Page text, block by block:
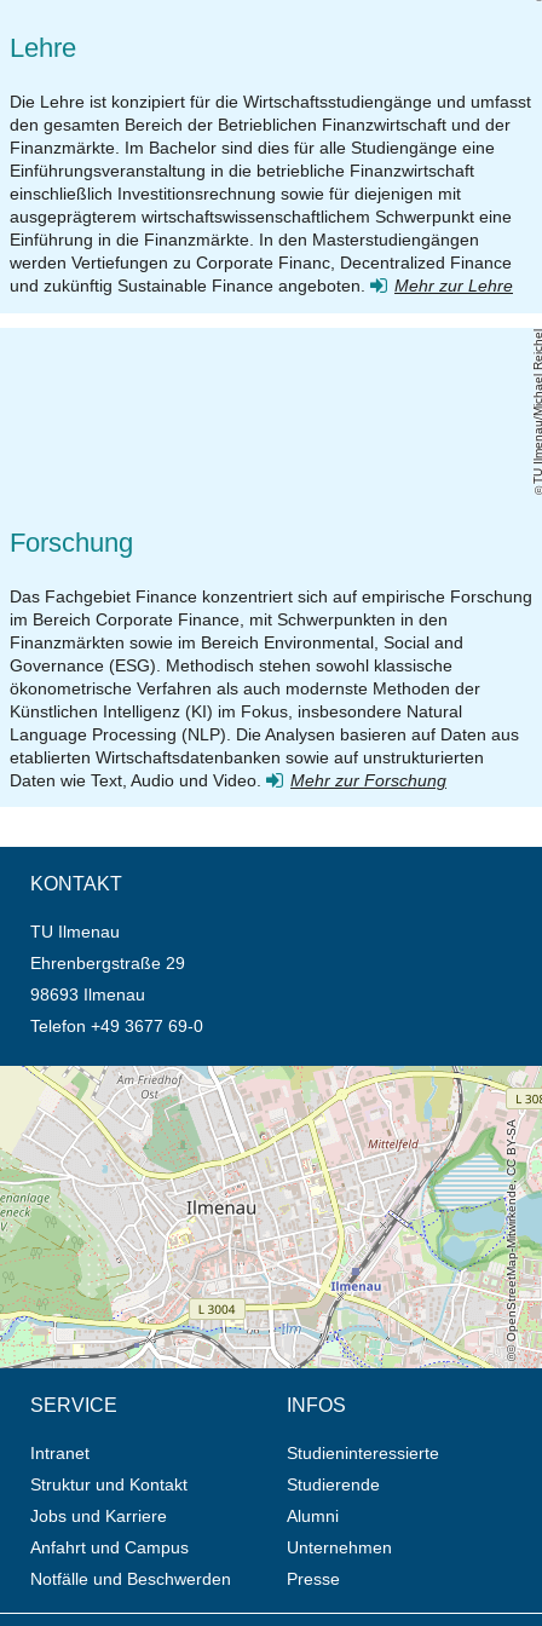
Lehre
Die Lehre ist konzipiert für die Wirtschaftsstudiengänge und umfasst
den gesamten Bereich der Betrieblichen Finanzwirtschaft und der
Finanzmärkte. Im Bachelor sind dies für alle Studiengänge eine
Einführungsveranstaltung in die betriebliche Finanzwirtschaft
einschließlich Investitionsrechnung sowie für diejenigen mit
ausgeprägterem wirtschaftswissenschaftlichem Schwerpunkt eine
Einführung in die Finanzmärkte. In den Masterstudiengängen
werden Vertiefungen zu Corporate Financ, Decentralized Finance
und zukünftig Sustainable Finance angeboten.
Mehr zur Lehre
TU Ilmenau/
Forschung
Das Fachgebiet Finance konzentriert sich auf empirische Forschung
im Bereich Corporate Finance, mit Schwerpunkten in den
Finanzmärkten sowie im Bereich Environmental, Social and
Governance (ESG). Methodisch stehen sowohl klassische
ökonometrische Verfahren als auch modernste Methoden der
Künstlichen Intelligenz (KI) im Fokus, insbesondere Natural
Language Processing (NLP). Die Analysen basieren auf Daten aus
etablierten Wirtschaftsdatenbanken sowie auf unstrukturierten
Daten wie Text, Audio und Video.
Mehr zur Forschung
KONTAKT
TU Ilmenau
Ehrenbergstraße 29
98693 Ilmenau
Telefon +49 3677 69-0
Öffnet die Anfahrtsbeschreibung in neuem Tab (Karte)
© OpenStreetMap-Mitwirkende, CC BY-SA
SERVICE
Intranet
Struktur und Kontakt
Jobs und Karriere
Anfahrt und Campus
Notfälle und Beschwerden
INFOS
Studieninteressierte
Studierende
Alumni
Unternehmen
Presse